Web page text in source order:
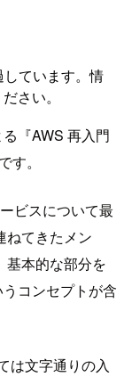
ています。情
さい。
『AWS 再入門
。
ビスについて最
ねてきたメン
基本的な部分を
コンセプトが含
は文字通りの入